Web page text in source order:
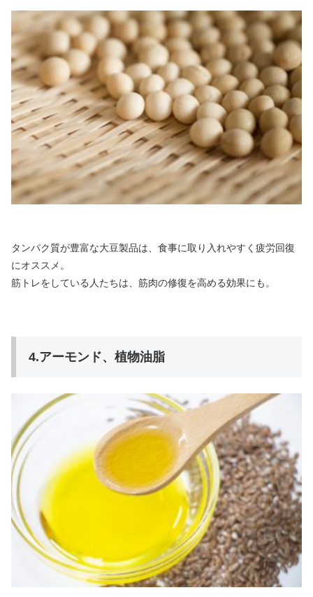
タンパク質が豊富な大豆製品は、食事に取り入れやすく疲労回復
にオススメ。
筋トレをしている人たちは、筋肉の修復を高める効果にも。
4.アーモンド、植物油脂